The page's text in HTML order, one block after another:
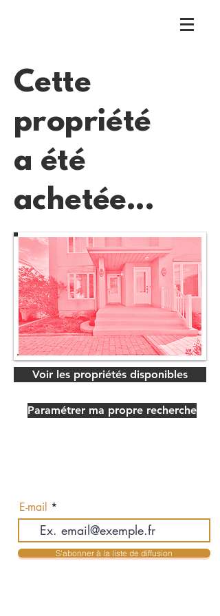
Cette
propriété
a été
achetée...
Voir les propriétés disponibles
Paramétrer ma propre recherche
E-mail
S'abonner à la liste de diffusion